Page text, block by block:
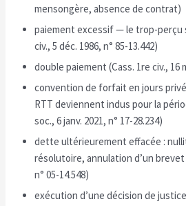
mensongère, absence de contrat)
paiement excessif — le trop-perçu
civ., 5 déc. 1986, n° 85-13.442)
double paiement (Cass. 1re civ., 16
convention de forfait en jours
RTT deviennent indus pour la
soc., 6 janv. 2021, n° 17-28.234)
dette ultérieurement effacée :
résolutoire, annulation d’un brevet
n° 05-14.548)
exécution d’une décision de